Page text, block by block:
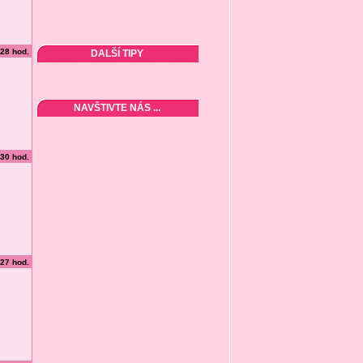
hod.
hod.
hod.
DALŠÍ TIPY
NAVŠTIVTE NÁS ...